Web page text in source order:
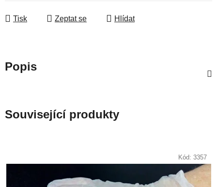
Tisk Zeptat se Hlídat
Popis
Související produkty
Kód: 3357